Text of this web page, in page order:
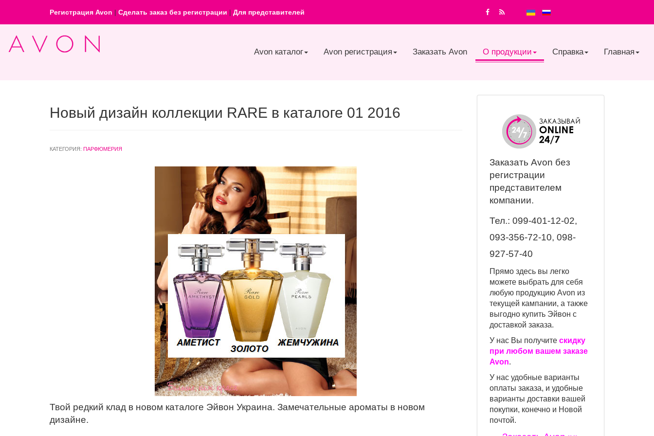
Регистрация Avon | Сделать заказ без регистрации | Для представителей
Avon каталог Avon регистрация Заказать Avon О продукции Справка Главная
Новый дизайн коллекции RARE в каталоге 01 2016
КАТЕГОРИЯ: ПАРФЮМЕРИЯ
Твой редкий клад в новом каталоге Эйвон Украина. Замечательные ароматы в новом
дизайне.
Заказать Avon без
регистрации
представителем
компании.
Тел.: 099-401-12-02,
093-356-72-10, 098-
927-57-40
Прямо здесь вы легко
можете выбрать для себя
любую продукцию Avon из
текущей кампании, а также
выгодно купить Эйвон с
доставкой заказа.
У нас Вы получите скидку
при любом вашем заказе
Avon.
У нас удобные варианты
оплаты заказа, и удобные
варианты доставки вашей
покупки, конечно и Новой
почтой.